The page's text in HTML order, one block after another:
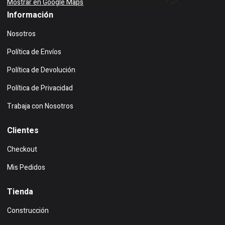
Mostrar en Google Maps
Información
Nosotros
Política de Envíos
Política de Devolución
Política de Privacidad
Trabaja con Nosotros
Clientes
Checkout
Mis Pedidos
Tienda
Construcción